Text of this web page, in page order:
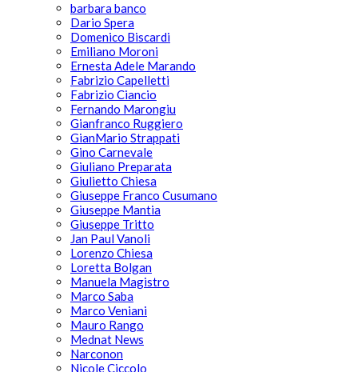
barbara banco
Dario Spera
Domenico Biscardi
Emiliano Moroni
Ernesta Adele Marando
Fabrizio Capelletti
Fabrizio Ciancio
Fernando Marongiu
Gianfranco Ruggiero
GianMario Strappati
Gino Carnevale
Giuliano Preparata
Giulietto Chiesa
Giuseppe Franco Cusumano
Giuseppe Mantia
Giuseppe Tritto
Jan Paul Vanoli
Lorenzo Chiesa
Loretta Bolgan
Manuela Magistro
Marco Saba
Marco Veniani
Mauro Rango
Mednat News
Narconon
Nicole Ciccolo